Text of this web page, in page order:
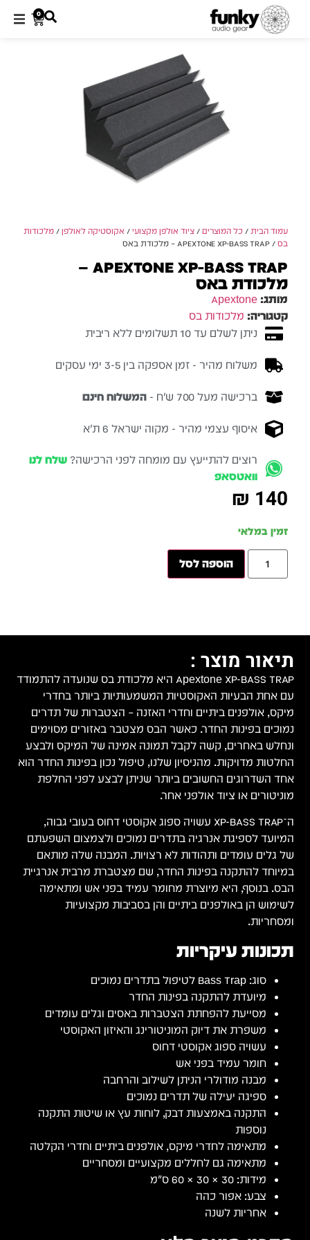
0
עמוד הבית / כל המוצרים /ציוד אולפן מקצועי / אקוסטיקה לאולפן /מלכודות
בס / APEXTONE XP-BASS TRAP – מלכודת באס
APEXTONE XP-BASS TRAP –
מלכודת באס
מותג:Apextone
קטגוריה: מלכודות בס
ניתן לשלם עד 10 תשלומים ללא ריבית
משלוח מהיר - זמן אספקה בין 3-5 ימי עסקים
ברכישה מעל 700 ש״ח - המשלוח חינם
איסוף עצמי מהיר - מקוה ישראל 6 ת״א
רוצים להתייעץ עם מומחה לפני הרכישה? שלח לנו
וואטסאפ
₪ 140
זמין במלאי
הוספה לסל
תיאור מוצר :
Apextone XP-BASS TRAP היא מלכודת בס שנועדה להתמודד
עם אחת הבעיות האקוסטיות המשמעותיות ביותר בחדרי
מיקס, אולפנים ביתיים וחדרי האזנה – הצטברות של תדרים
נמוכים בפינות החדר. כאשר הבס מצטבר באזורים מסוימים
ונחלש באחרים, קשה לקבל תמונה אמינה של המיקס ולבצע
החלטות מדויקות. מהניסיון שלנו, טיפול נכון בפינות החדר הוא
אחד השדרוגים החשובים ביותר שניתן לבצע לפני החלפת
מוניטורים או ציוד אולפני אחר.
ה־XP-BASS TRAP עשויה ספוג אקוסטי דחוס בעובי גבוה,
המיועד לספיגת אנרגיה בתדרים נמוכים ולצמצום השפעתם
של גלים עומדים ותהודות לא רצויות. המבנה שלה מותאם
במיוחד להתקנה בפינות החדר, שם מצטברת מרבית אנרגיית
הבס. בנוסף, היא מיוצרת מחומר עמיד בפני אש ומתאימה
לשימוש הן באולפנים ביתיים והן בסביבות מקצועיות
ומסחריות.
תכונות עיקריות
סוג: Bass Trap לטיפול בתדרים נמוכים
מיועדת להתקנה בפינות החדר
מסייעת להפחתת הצטברות באסים וגלים עומדים
משפרת את דיוק המוניטורינג והאיזון האקוסטי
עשויה ספוג אקוסטי דחוס
חומר עמיד בפני אש
מבנה מודולרי הניתן לשילוב והרחבה
ספיגה יעילה של תדרים נמוכים
התקנה באמצעות דבק, לוחות עץ או שיטות התקנה
נוספות
מתאימה לחדרי מיקס, אולפנים ביתיים וחדרי הקלטה
מתאימה גם לחללים מקצועיים ומסחריים
מידות: 30 × 30 × 60 ס"מ
צבע: אפור כהה
אחריות לשנה